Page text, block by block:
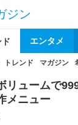
ジン
ド エンタメ
トレンド マガジン
リュームで
メニュー